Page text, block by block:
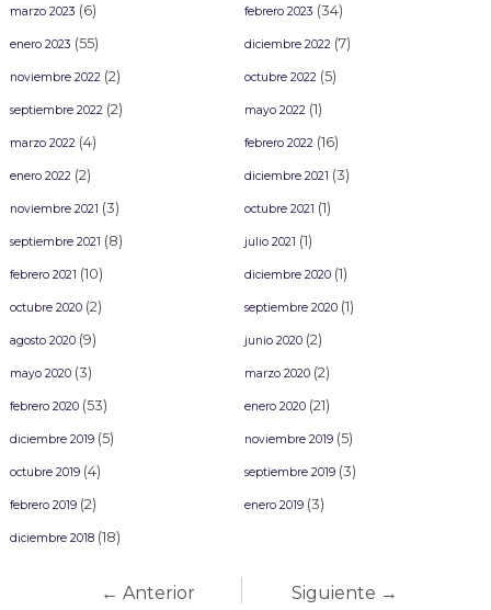
marzo 2023 (6) febrero 2023 (34)
enero 2023 (55) diciembre 2022 (7)
noviembre 2022 (2) octubre 2022 (5)
septiembre 2022 (2) mayo 2022 (1)
marzo 2022 (4) febrero 2022 (16)
enero 2022 (2) diciembre 2021 (3)
noviembre 2021 (3) octubre 2021 (1)
septiembre 2021 (8) julio 2021 (1)
febrero 2021 (10) diciembre 2020(1)
octubre 2020(2) septiembre 2020(1)
agosto 2020(9) junio 2020(2)
mayo 2020(3) marzo 2020(2)
febrero 2020(53) enero 2020(21)
diciembre 2019(5) noviembre 2019(5)
octubre 2019(4) septiembre 2019(3)
febrero 2019(2) enero 2019(3)
diciembre 2018(18)
← Anterior Siguiente →